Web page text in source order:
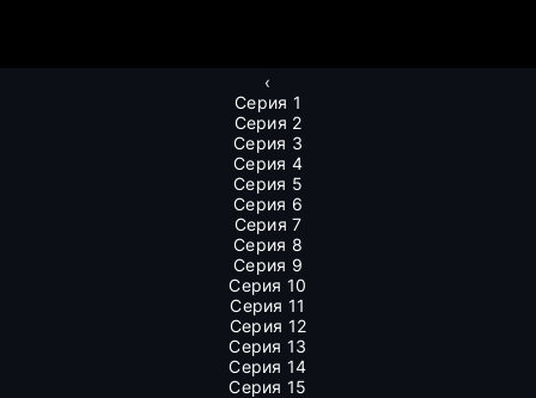
‹
Серия 1
Серия 2
Серия 3
Серия 4
Серия 5
Серия 6
Серия 7
Серия 8
Серия 9
Серия 10
Серия 11
Серия 12
Серия 13
Серия 14
Серия 15